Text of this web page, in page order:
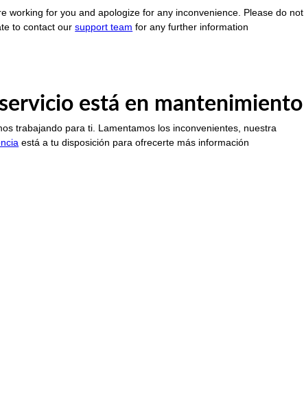
working for you and apologize for any inconvenience. Please do not
to contact oursupport team for any further information
servicio está en mantenimiento
trabajando para ti. Lamentamos los inconvenientes, nuestra
está a tu disposición para ofrecerte más información